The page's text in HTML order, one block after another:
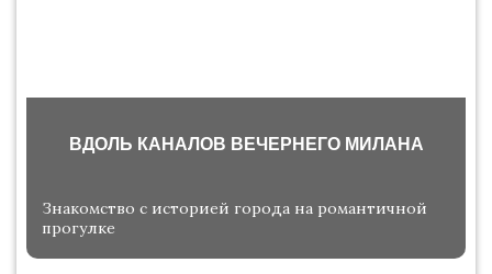
ВДОЛЬ КАНАЛОВ ВЕЧЕРНЕГО МИЛАНА
Знакомство с историей города на романтичной
прогулке